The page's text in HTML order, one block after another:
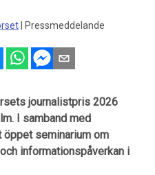
Pressmeddelande
journalistpris 2026
I samband med
öppet seminarium om
informationspåverkan i